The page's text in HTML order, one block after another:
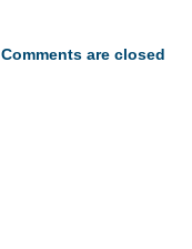
Comments are closed